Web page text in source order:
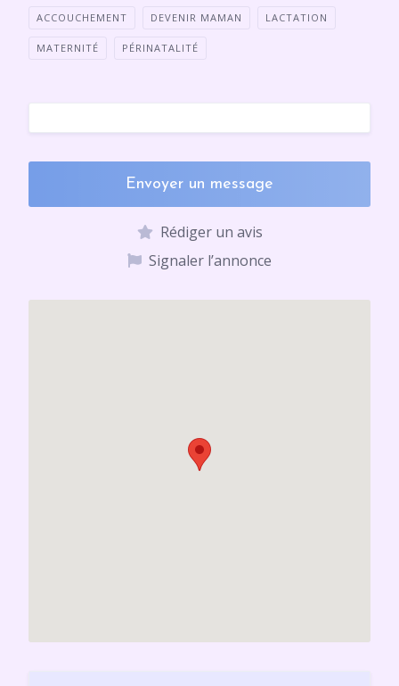
ACCOUCHEMENT DEVENIR MAMAN LACTATION
MATERNITÉ PÉRINATALITÉ
Envoyer un message
Rédiger un avis
Signaler l’annonce